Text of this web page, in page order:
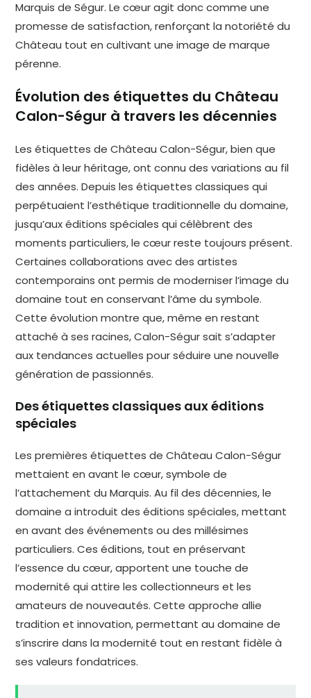
Marquis de Ségur. Le cœur agit donc comme une
promesse de satisfaction, renforçant la notoriété du
Château tout en cultivant une image de marque
pérenne.
Évolution des étiquettes du Château
Calon-Ségur à travers les décennies
Les étiquettes de Château Calon-Ségur, bien que
fidèles à leur héritage, ont connu des variations au fil
des années. Depuis les étiquettes classiques qui
perpétuaient l’esthétique traditionnelle du domaine,
jusqu’aux éditions spéciales qui célèbrent des
moments particuliers, le cœur reste toujours présent.
Certaines collaborations avec des artistes
contemporains ont permis de moderniser l’image du
domaine tout en conservant l’âme du symbole.
Cette évolution montre que, même en restant
attaché à ses racines, Calon-Ségur sait s’adapter
aux tendances actuelles pour séduire une nouvelle
génération de passionnés.
Des étiquettes classiques aux éditions
spéciales
Les premières étiquettes de Château Calon-Ségur
mettaient en avant le cœur, symbole de
l’attachement du Marquis. Au fil des décennies, le
domaine a introduit des éditions spéciales, mettant
en avant des événements ou des millésimes
particuliers. Ces éditions, tout en préservant
l’essence du cœur, apportent une touche de
modernité qui attire les collectionneurs et les
amateurs de nouveautés. Cette approche allie
tradition et innovation, permettant au domaine de
s’inscrire dans la modernité tout en restant fidèle à
ses valeurs fondatrices.